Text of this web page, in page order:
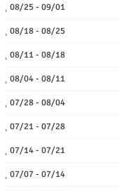
08/25 - 09/01
08/18 - 08/25
08/11 - 08/18
08/04 - 08/11
07/28 - 08/04
07/21 - 07/28
07/14 - 07/21
07/07 - 07/14